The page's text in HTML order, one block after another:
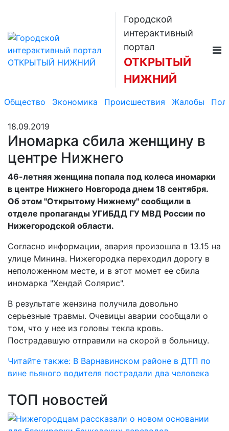
Городской
интерактивный
портал
ОТКРЫТЫЙ
НИЖНИЙ
Общество Экономика Происшествия Жалобы
18.09.2019
Иномарка сбила женщину в
центре Нижнего
46-летняя женщина попала под колеса иномарки
в центре Нижнего Новгорода днем 18 сентября.
Об этом "Открытому Нижнему" сообщили в
отделе пропаганды УГИБДД ГУ МВД России по
Нижегородской области.
Согласно информации, авария произошла в 13.15 на
улице Минина. Нижегородка переходил дорогу в
неположенном месте, и в этот момет ее сбила
иномарка "Хендай Солярис".
В результате жензина получила довольно
серьезные травмы. Очевицы аварии сообщали о
том, что у нее из головы текла кровь.
Пострадавшую отправили на скорой в больницу.
Читайте также: В Варнавинском районе в ДТП по
вине пьяного водителя пострадали два человека
ТОП новостей